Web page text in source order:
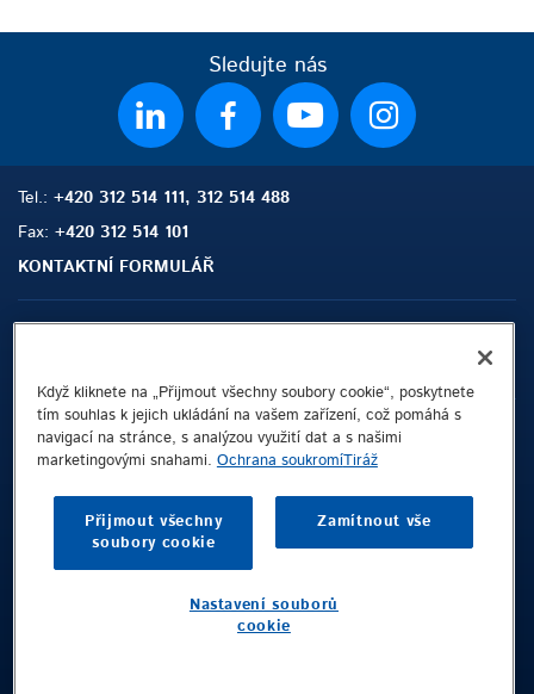
Sledujte nás
Tel.: +420 312 514 111, 312 514 488
Fax: +420 312 514 101
KONTAKTNÍ FORMULÁŘ
Tiráž
Privacy Policy
Terms and Conditions
Whistleblowing Channel
Public © 2026 Demag Cranes & Components GmbH. All rights reserved.
Demag Cranes & Components GmbH
Když kliknete na „Přijmout všechny soubory cookie“, poskytnete
tím souhlas k jejich ukládání na vašem zařízení, což pomáhá s
navigací na stránce, s analýzou využití dat a s našimi
marketingovými snahami.Ochrana soukromíTiráž
Přijmout všechny
soubory cookie
Zamítnout vše
Nastavení souborů
cookie